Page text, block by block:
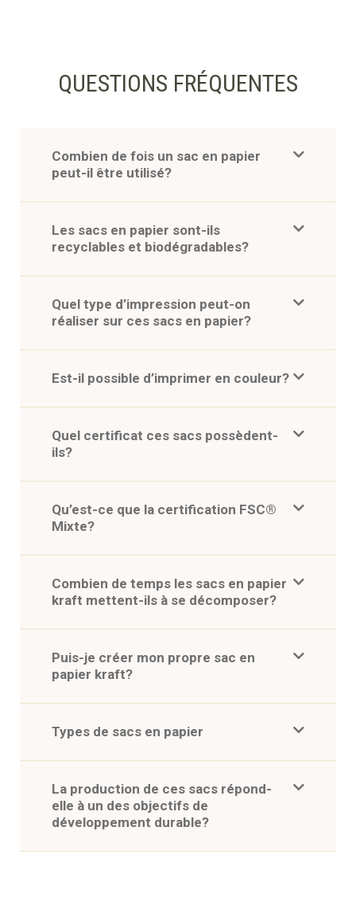
QUESTIONS FRÉQUENTES
Combien de fois un sac en papier
peut-il être utilisé?
Les sacs en papier sont-ils
recyclables et biodégradables?
Quel type d’impression peut-on
réaliser sur ces sacs en papier?
Est-il possible d’imprimer en couleur?
Quel certificat ces sacs possèdent-
ils?
Qu’est-ce que la certification FSC®
Mixte?
Combien de temps les sacs en papier
kraft mettent-ils à se décomposer?
Puis-je créer mon propre sac en
papier kraft?
Types de sacs en papier
La production de ces sacs répond-
elle à un des objectifs de
développement durable?